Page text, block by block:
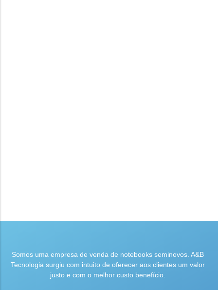
Somos uma empresa de venda de notebooks seminovos. A&B
Tecnologia surgiu com intuito de oferecer aos clientes um valor
justo e com o melhor custo benefício.